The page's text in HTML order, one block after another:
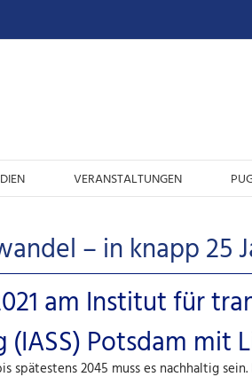
VERANSTALTUNGEN
– in knapp 25
am Institut für
Potsdam mit
spätestens 2045 muss es nachhaltig